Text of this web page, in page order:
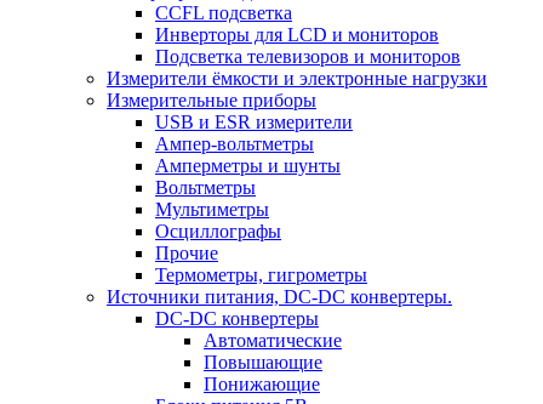
CCFL подсветка
Инверторы для LCD и мониторов
Подсветка телевизоров и мониторов
Измерители ёмкости и электронные нагрузки
Измерительные приборы
USB и ESR измерители
Ампер-вольтметры
Амперметры и шунты
Вольтметры
Мультиметры
Осциллографы
Прочие
Термометры, гигрометры
Источники питания, DC-DC конвертеры.
DC-DC конвертеры
Автоматические
Повышающие
Понижающие